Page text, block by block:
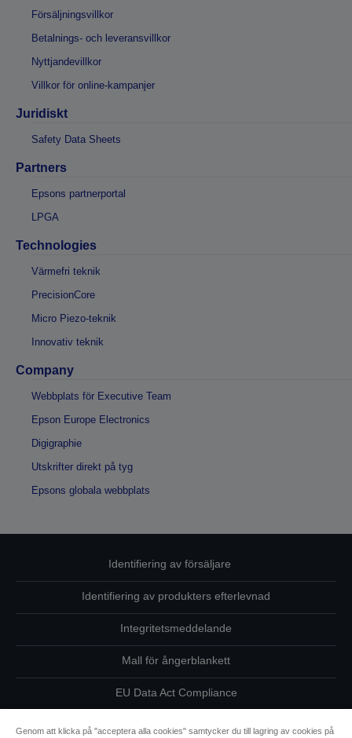
Försäljningsvillkor
Betalnings- och leveransvillkor
Nyttjandevillkor
Villkor för online-kampanjer
Juridiskt
Safety Data Sheets
Partners
Epsons partnerportal
LPGA
Technologies
Värmefri teknik
PrecisionCore
Micro Piezo-teknik
Innovativ teknik
Company
Webbplats för Executive Team
Epson Europe Electronics
Digigraphie
Utskrifter direkt på tyg
Epsons globala webbplats
Identifiering av försäljare
Identifiering av produkters efterlevnad
Integritetsmeddelande
Mall för ångerblankett
EU Data Act Compliance
Kontakta oss angående dina uppgifter
Genom att klicka på "acceptera alla cookies" samtycker du till lagring av cookies på